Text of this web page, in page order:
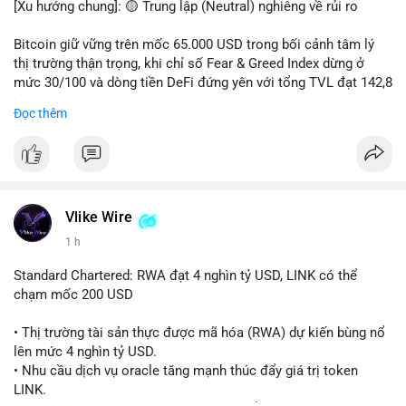
[Xu hướng chung]: 🟡 Trung lập (Neutral) nghiêng về rủi ro
Bitcoin giữ vững trên mốc 65.000 USD trong bối cảnh tâm lý
thị trường thận trọng, khi chỉ số Fear & Greed Index dừng ở
mức 30/100 và dòng tiền DeFi đứng yên với tổng TVL đạt 142,8
tăng gần 3% khi Iran-Oman hứa mở lại eo Hormuz, giảm lo ngại
lớn khác. Đáng chú ý, thanh lý Short chiếm tới 81,7% tổng 35,7
triệu USD thanh lý trong 24h, cho thấy phe bán đang yếu thế.
- DeFi & Công nghệ: Standard Chartered dự báo thị trường RWA
sẽ bùng nổ lên 4 nghìn tỷ USD, kéo theo giá trị token LINK có
hoàn tất thương vụ mua lại startup stablecoin BVNK trị giá 1,8
tỷ USD, đánh dấu bước tiến lớn trong thanh toán số.
- Quy định & Pháp lý: FCA Anh đang xây dựng khung pháp lý
Đọc thêm
Vlike Wire
1 h
Standard Chartered: RWA đạt 4 nghìn tỷ USD, LINK có thể
chạm mốc 200 USD
• Thị trường tài sản thực được mã hóa (RWA) dự kiến bùng nổ
lên mức 4 nghìn tỷ USD.
• Nhu cầu dịch vụ oracle tăng mạnh thúc đẩy giá trị token
LINK.